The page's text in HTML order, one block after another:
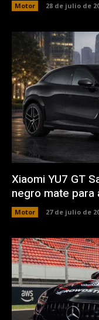
Motor 28 de julio de
Xiaomi YU7 GT
negro mate
Motor 27 de julio de